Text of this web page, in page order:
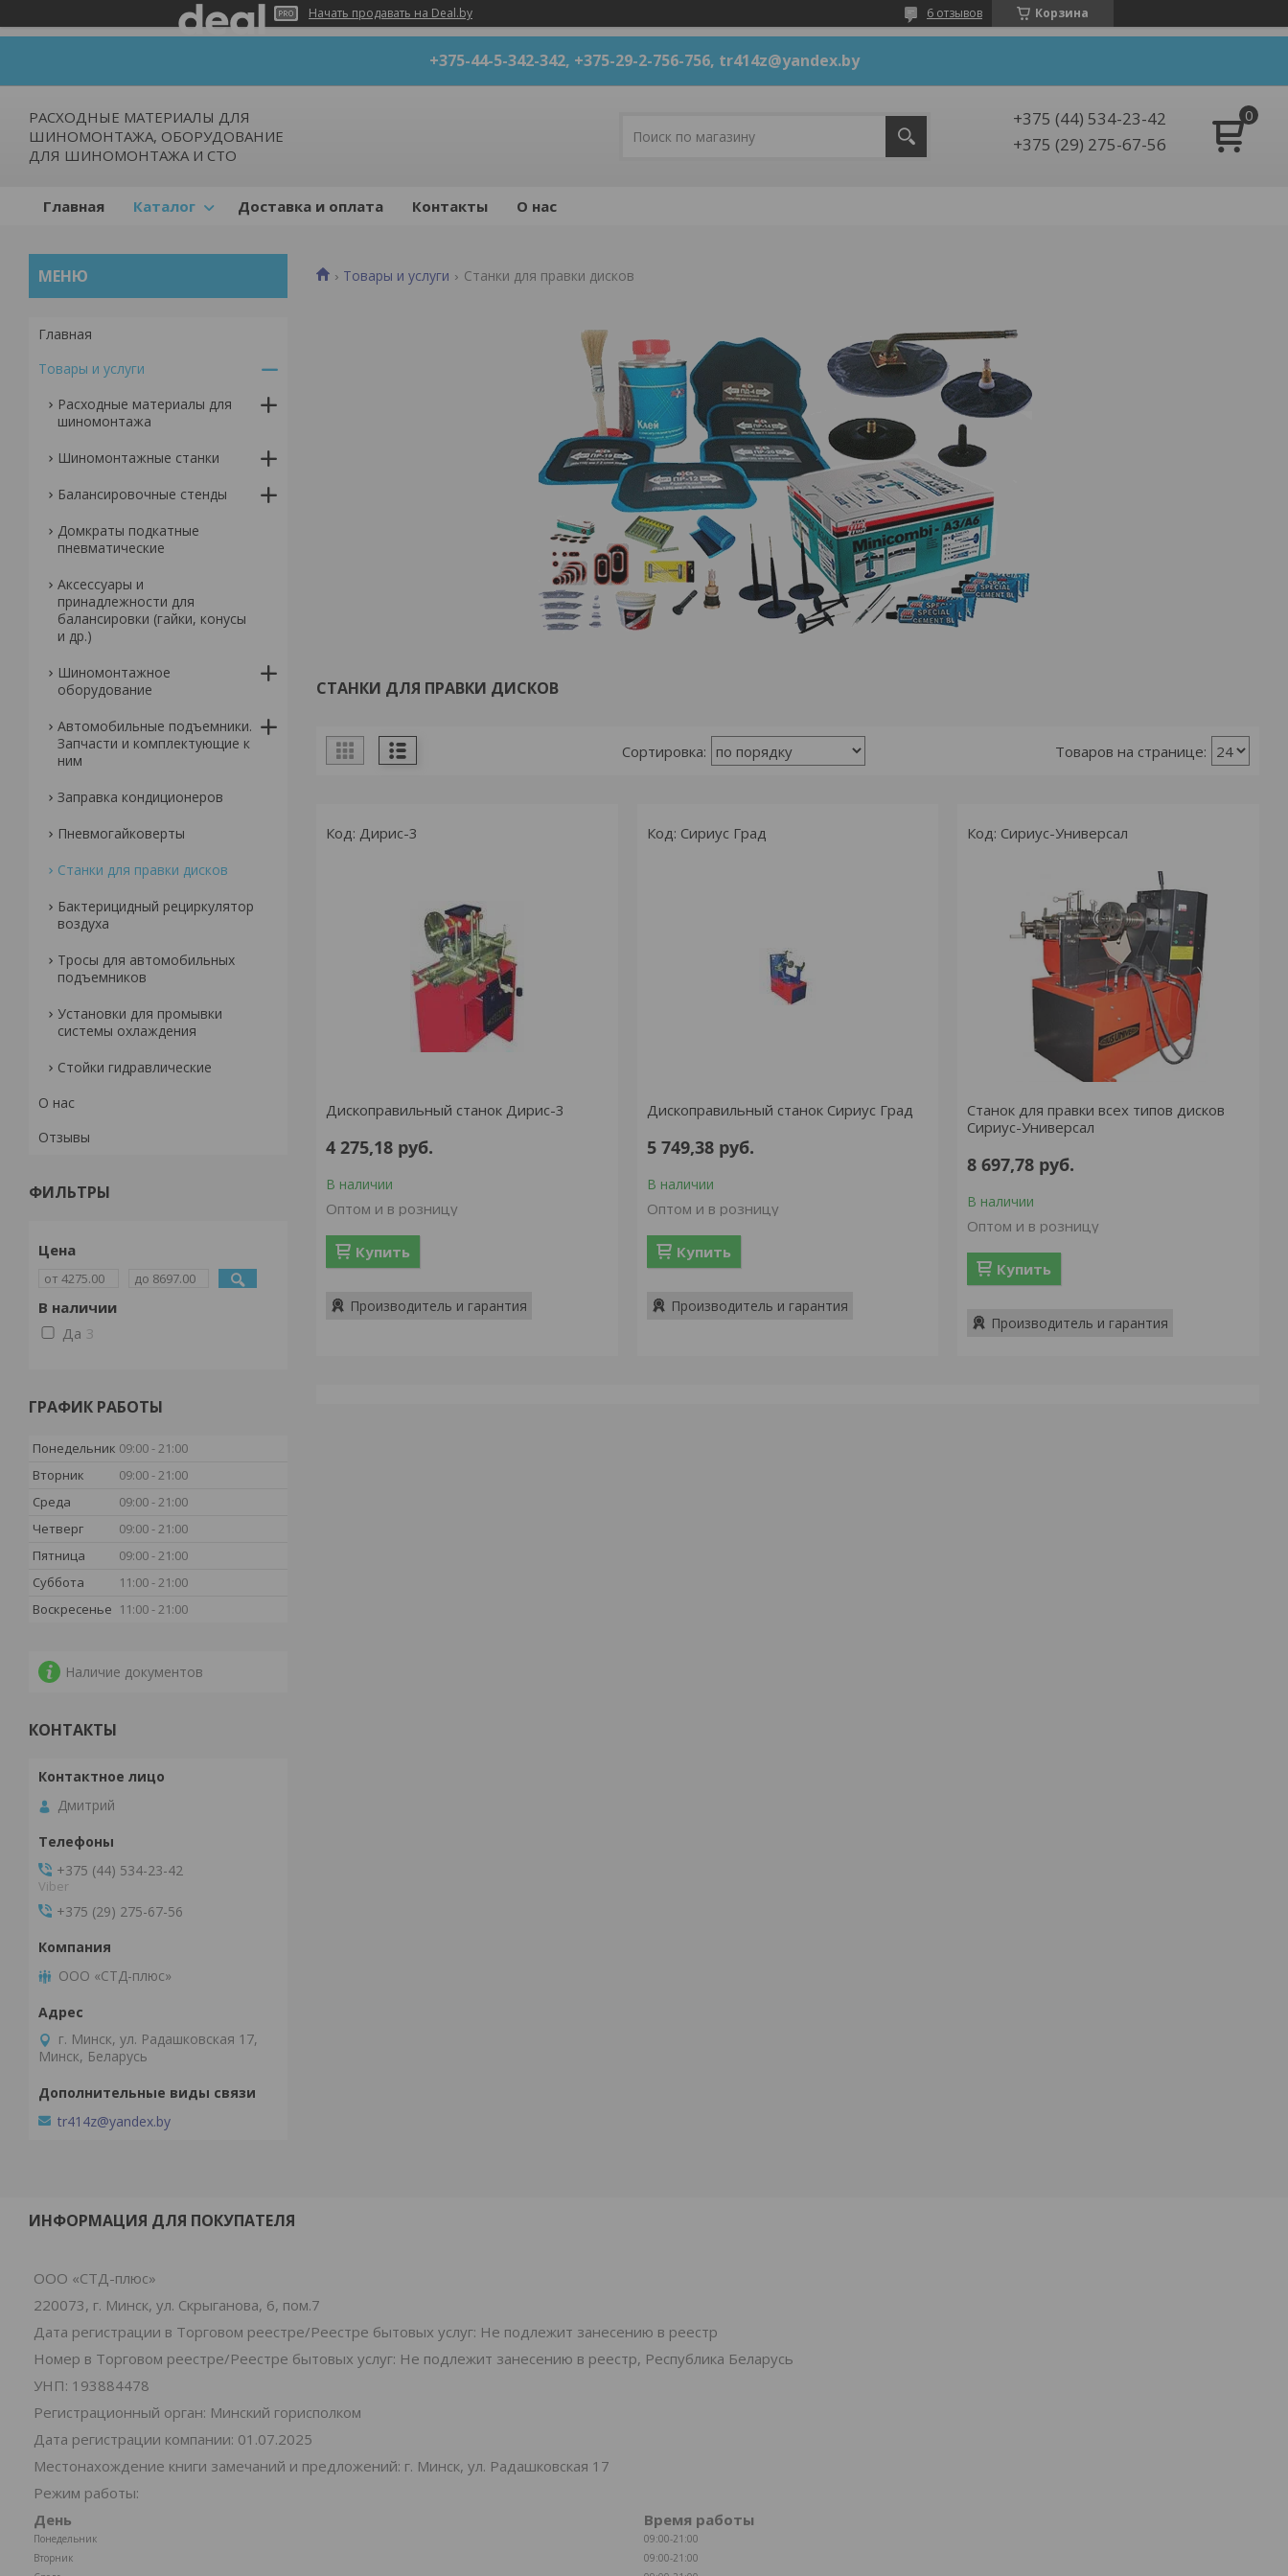
Начать продавать на Deal.by Корзина
6 отзывов
+375-44-5-342-342, +375-29-2-756-756, tr414z@yandex.by
РАСХОДНЫЕ МАТЕРИАЛЫ ДЛЯ
ШИНОМОНТАЖА, ОБОРУДОВАНИЕ
ДЛЯ ШИНОМОНТАЖА И СТО
+375 (44) 534-23-42
+375 (29) 275-67-56
Главная Каталог Доставка и оплата Контакты О нас
Товары и услуги Станки для правки дисков
СТАНКИ ДЛЯ ПРАВКИ ДИСКОВ
Дирис-3
Дископравильный станок Дирис-3
4 275,18 руб.
В наличии
Оптом и в розницу
Купить
Производитель и гарантия
Сириус Град
Дископравильный станок Сириус Град
5 749,38 руб.
В наличии
Оптом и в розницу
Купить
Производитель и гарантия
Сириус-Универсал
Станок для правки всех типов дисков
Сириус-Универсал
8 697,78 руб.
В наличии
Оптом и в розницу
Купить
Производитель и гарантия
Главная
Товары и услуги
Расходные материалы для
шиномонтажа
Шиномонтажные станки
Балансировочные стенды
Домкраты подкатные
пневматические
Аксессуары и
принадлежности для
балансировки (гайки, конусы
и др.)
Шиномонтажное
оборудование
Автомобильные подъемники.
Запчасти и комплектующие к
ним
Заправка кондиционеров
Пневмогайковерты
Станки для правки дисков
Бактерицидный рециркулятор
воздуха
Тросы для автомобильных
подъемников
Установки для промывки
системы охлаждения
Стойки гидравлические
О нас
Отзывы
ФИЛЬТРЫ
Цена
В наличии
Да 3
ГРАФИК РАБОТЫ
Понедельник 09:00 21:00
Вторник
09:00 21:00
Среда
09:00 21:00
Четверг
09:00 21:00
Пятница
09:00 21:00
Суббота
11:00 21:00
Воскресенье 11:00 21:00
Наличие документов
КОНТАКТЫ
Дмитрий
+375 (44) 534-23-42
Viber
+375 (29) 275-67-56
ООО «СТД-плюс»
г. Минск, ул. Радашковская 17,
Минск, Беларусь
tr414z@yandex.by
ИНФОРМАЦИЯ ДЛЯ ПОКУПАТЕЛЯ
ООО «СТД-плюс»
220073, г. Минск, ул. Скрыганова, 6, пом.7
Дата регистрации в Торговом реестре/Реестре бытовых услуг: Не подлежит занесению в реестр
Номер в Торговом реестре/Реестре бытовых услуг: Не подлежит занесению в реестр, Республика Беларусь
УНП: 193884478
Регистрационный орган: Минский горисполком
Дата регистрации компании: 01.07.2025
Местонахождение книги замечаний и предложений: г. Минск, ул. Радашковская 17
Режим работы:
День
Время работы
Понедельник
09:00-21:00
Вторник
09:00-21:00